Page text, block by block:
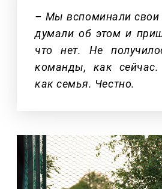
– Мы вспоминали свои
думали об этом и
что нет. Не
команды, как
как семья. Честно.